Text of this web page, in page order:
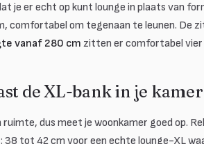
je er echt op kunt lounge in plaats van
comfortabel om tegenaan te leunen. De
vanaf 280 cm zitten er comfortabel vier
de XL-bank in je kamer
dus meet je woonkamer goed op.
38 tot 42 cm voor een echte lounge-XL